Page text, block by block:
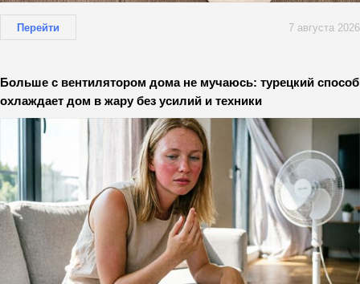
Перейти 7 августа 2026
Больше с вентилятором дома не мучаюсь: турецкий способ
охлаждает дом в жару без усилий и техники